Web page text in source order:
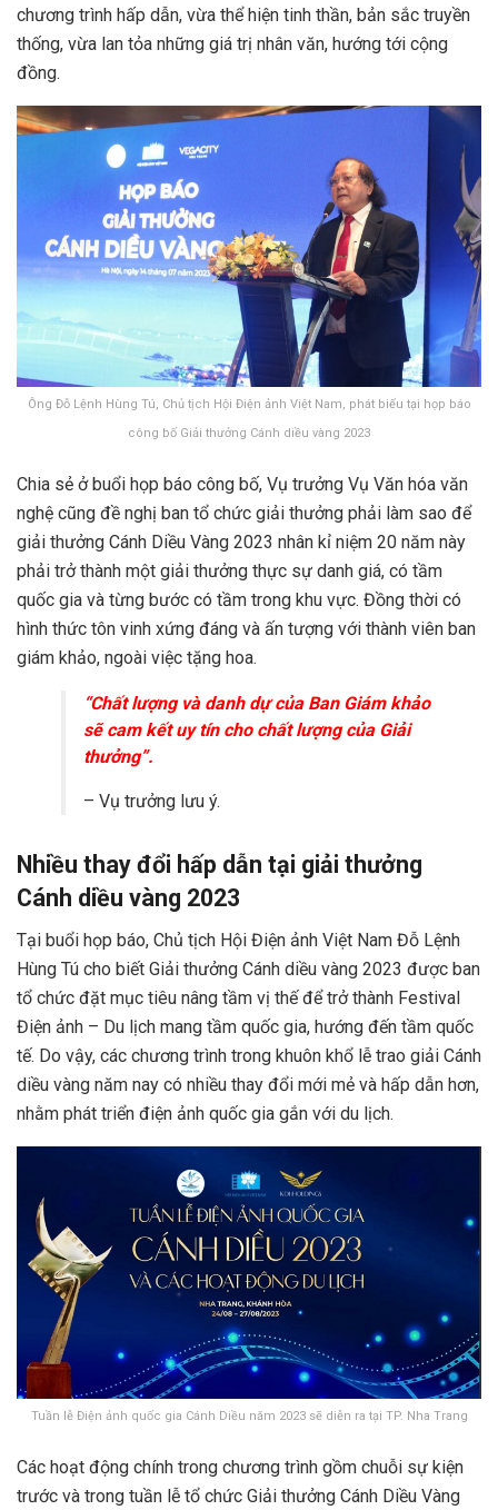
chương trình hấp dẫn, vừa thể hiện tinh thần, bản sắc truyền
thống, vừa lan tỏa những giá trị nhân văn, hướng tới cộng
đồng.
Ông Đỗ Lệnh Hùng Tú, Chủ tịch Hội Điện ảnh Việt Nam, phát biểu tại họp báo
công bố Giải thưởng Cánh diều vàng 2023
Chia sẻ ở buổi họp báo công bố, Vụ trưởng Vụ Văn hóa văn
nghệ cũng đề nghị ban tổ chức giải thưởng phải làm sao để
giải thưởng Cánh Diều Vàng 2023 nhân kỉ niệm 20 năm này
phải trở thành một giải thưởng thực sự danh giá, có tầm
quốc gia và từng bước có tầm trong khu vực. Đồng thời có
hình thức tôn vinh xứng đáng và ấn tượng với thành viên ban
giám khảo, ngoài việc tặng hoa.
“Chất lượng và danh dự của Ban Giám khảo
sẽ cam kết uy tín cho chất lượng của Giải
thưởng”.
– Vụ trưởng lưu ý.
Nhiều thay đổi hấp dẫn tại giải thưởng
Cánh diều vàng 2023
Tại buổi họp báo, Chủ tịch Hội Điện ảnh Việt Nam Đỗ Lệnh
Hùng Tú cho biết Giải thưởng Cánh diều vàng 2023 được ban
tổ chức đặt mục tiêu nâng tầm vị thế để trở thành Festival
Điện ảnh – Du lịch mang tầm quốc gia, hướng đến tầm quốc
tế. Do vậy, các chương trình trong khuôn khổ lễ trao giải Cánh
diều vàng năm nay có nhiều thay đổi mới mẻ và hấp dẫn hơn,
nhằm phát triển điện ảnh quốc gia gắn với du lịch.
Tuần lễ Điện ảnh quốc gia Cánh Diều năm 2023 sẽ diễn ra tại TP. Nha Trang
Các hoạt động chính trong chương trình gồm chuỗi sự kiện
trước và trong tuần lễ tổ chức Giải thưởng Cánh Diều Vàng